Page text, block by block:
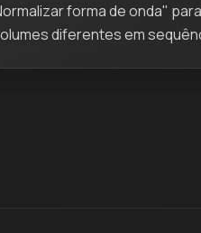
forma de onda"
diferentes em